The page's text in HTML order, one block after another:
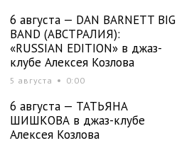
6 августа — DAN BARNETT BIG
BAND (АВСТРАЛИЯ):
«RUSSIAN EDITION» в джаз-
клубе Алексея Козлова
5 августа 0:00
6 августа — ТАТЬЯНА
ШИШКОВА в джаз-клубе
Алексея Козлова